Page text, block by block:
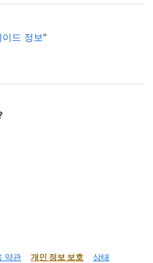
드 정보"
약관 개인 정보 보호 상태